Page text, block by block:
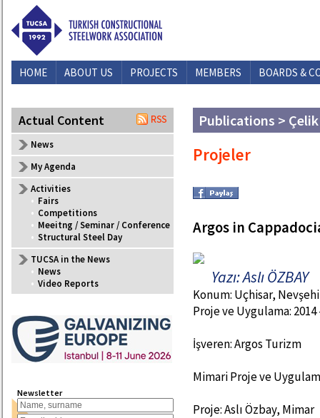
HOME ABOUT US PROJECTS MEMBERS BOARDS &
Actual Content
News
My Agenda
Activities
• Fairs
• Competitions
• Meeitng / Seminar / Conference
• Structural Steel Day
TUCSA in the News
• News
• Video Reports
Newsletter
Publications > Çelik
Projeler
Argos in
Yazı: Aslı ÖZBAY
Konum: Uçhisar,
Proje ve Uygulama: 2014
İşveren: Argos Turizm
Mimari Proje ve
Proje: Aslı Özbay, Mimar